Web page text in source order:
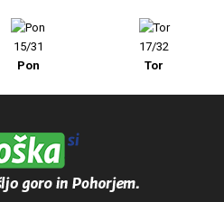
15/31
Pon
17/32
Tor